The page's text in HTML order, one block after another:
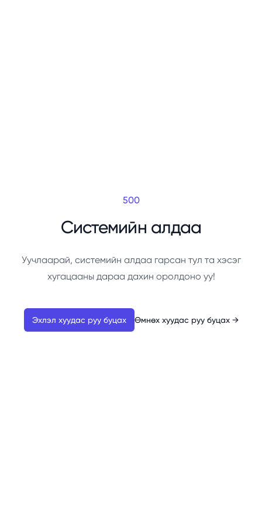
500
Системийн алдаа
Уучлаарай, системийн алдаа гарсан тул та хэсэг
хугацааны дараа дахин оролдоно уу!
Эхлэл хуудас руу буцах Өмнөх хуудас руу буцах →